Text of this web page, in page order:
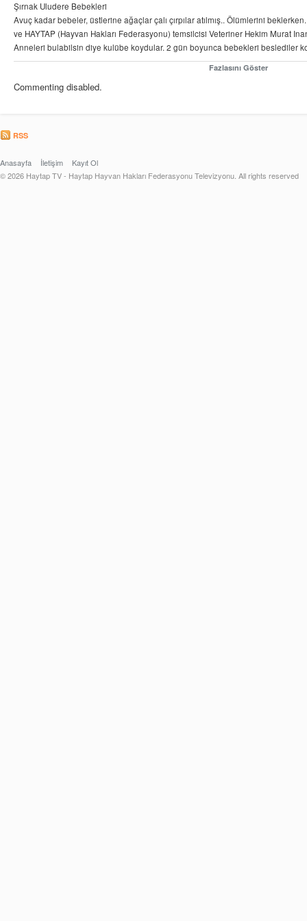
Şırnak Uludere Bebekleri
Avuç kadar bebeler, üstlerine ağaçlar çalı çırpılar atılmış.. Ölümlerini
ve HAYTAP (Hayvan Hakları Federasyonu) temsilcisi Veteriner Hekim Murat
Anneleri bulabilsin diye kulübe koydular. 2 gün boyunca bebekleri beslediler
HaytapShop.com ' dan bebek maması sipariş ederek ( bu linke tıklayın https://
Müdürlüğü' ne gönderebilirsiniz.
Fazlasını Göster
Commenting disabled.
RSS
Anasayfa İletişim
Kayıt Ol
© 2026 Haytap TV - Haytap Hayvan Hakları Federasyonu Televizyonu. All rights reserved